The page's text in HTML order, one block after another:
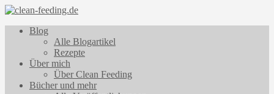
Blog
Alle Blogartikel
Rezepte
Über mich
Über Clean Feeding
Bücher und mehr